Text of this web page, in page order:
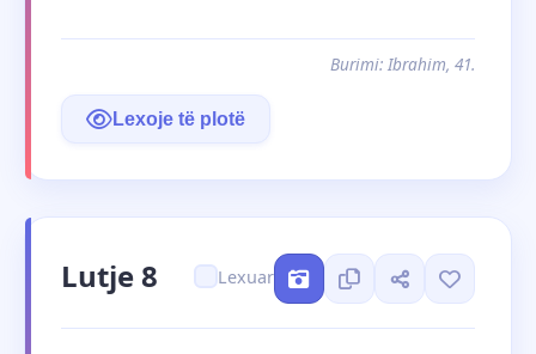
Burimi: Ibrahim, 41.
Lexoje të plotë
Lutje 8 Lexuar